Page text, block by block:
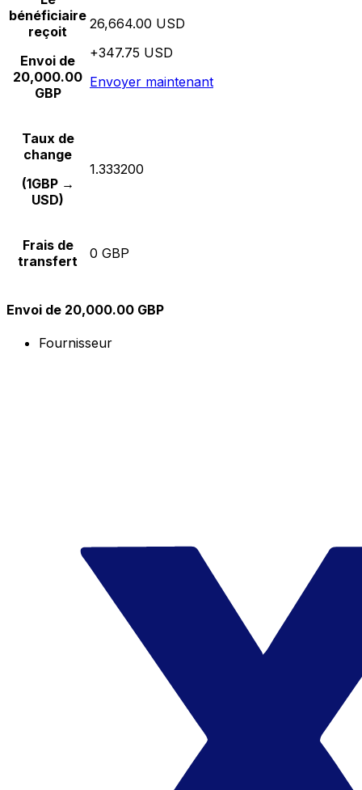
bénéficiaire
reçoit
Envoi de
20,000.00
GBP
26,664.00 USD
+347.75 USD
Envoyer maintenant
Taux de
change
(1GBP →
USD)
1.333200
Frais de
transfert
0 GBP
Envoi de 20,000.00 GBP
Fournisseur